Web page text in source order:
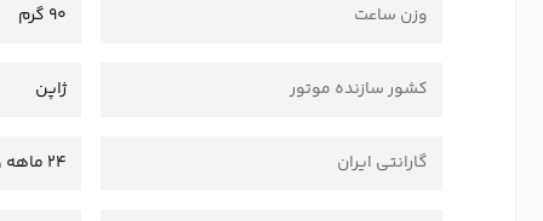
وزن ساعت 90 گرم
کشور سازنده موتور ژاپن
گارانتی ایران 24 ماهه وستا سرویس